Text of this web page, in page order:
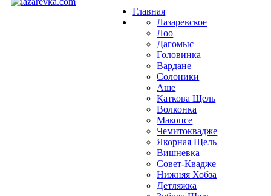
Главная
Лазаревское
Лоо
Дагомыс
Головинка
Вардане
Солоники
Аше
Каткова Щель
Волконка
Макопсе
Чемитоквадже
Якорная Щель
Вишневка
Совет-Квадже
Нижняя Хобза
Детляжка